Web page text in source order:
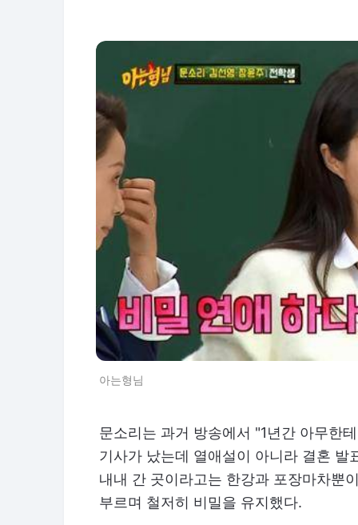
아는형님
문소리는 과거 방송에서 "1년간 아무한
기사가 났는데 열애설이 아니라 결혼
내내 간 곳이라고는 한강과 포장마차뿐
부르며 철저히 비밀을 유지했다.